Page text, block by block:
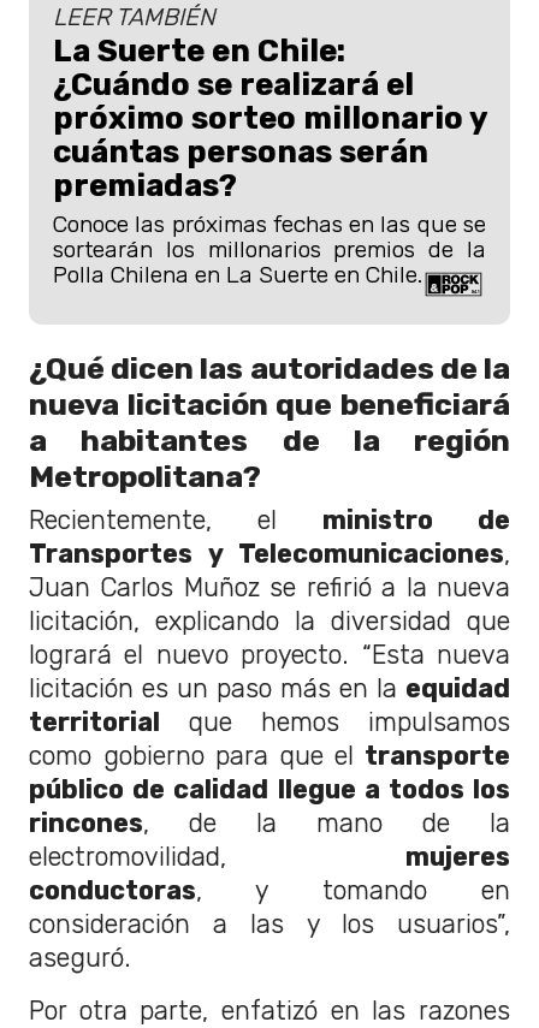
LEER TAMBIÉN
La Suerte en Chile:
¿Cuándo se realizará el
próximo sorteo millonario y
cuántas personas serán
premiadas?
Conoce las próximas fechas en las que se
sortearán los millonarios premios de la
Polla Chilena en La Suerte en Chile.
¿Qué dicen las autoridades de la
nueva licitación que beneficiará
a habitantes de la región
Metropolitana?
Recientemente, el ministro de
Transportes y Telecomunicaciones,
Juan Carlos Muñoz se refirió a la nueva
licitación, explicando la diversidad que
logrará el nuevo proyecto. “Esta nueva
licitación es un paso más en la equidad
territorial que hemos impulsamos
como gobierno para que el transporte
público de calidad llegue a todos los
rincones, de la mano de la
electromovilidad, mujeres
conductoras, y tomando en
consideración a las y los usuarios”,
aseguró.
Por otra parte, enfatizó en las razones